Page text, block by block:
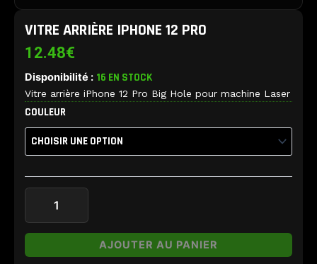
VITRE ARRIÈRE IPHONE 12 PRO
12.48€
Disponibilité : 16 EN STOCK
Vitre arrière iPhone 12 Pro Big Hole pour machine Laser
COULEUR
quantité
Vitre
12
Pro
AJOUTER AU PANIER